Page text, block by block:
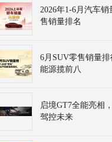
2026年1-6月汽车
售销量排名
6月SUV零售销量
能源揽前八
启境GT7全能亮相
驾控未来